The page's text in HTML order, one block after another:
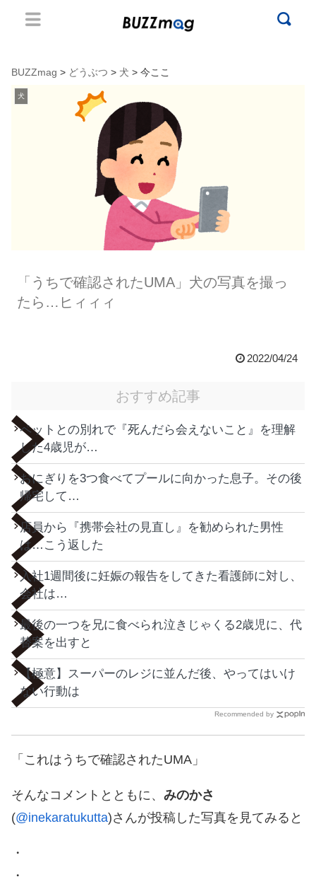
BUZZmag > どうぶつ > 犬 > 今ここ
犬
「うちで確認されたUMA」犬の写真を撮っ
たら…ヒィィィ
2022/04/24
おすすめ記事
ペットとの別れで『死んだら会えないこと』を理解
した4歳児が…
おにぎりを3つ食べてプールに向かった息子。その後
帰宅して…
店員から『携帯会社の見直し』を勧められた男性
は…こう返した
入社1週間後に妊娠の報告をしてきた看護師に対し、
会社は…
最後の一つを兄に食べられ泣きじゃくる2歳児に、代
替案を出すと
【極意】スーパーのレジに並んだ後、やってはいけ
ない行動は
Recommended by
「これはうちで確認されたUMA」
そんなコメントとともに、 みのかさ
(@inekaratukutta)さんが投稿した写真を見てみると
・
・